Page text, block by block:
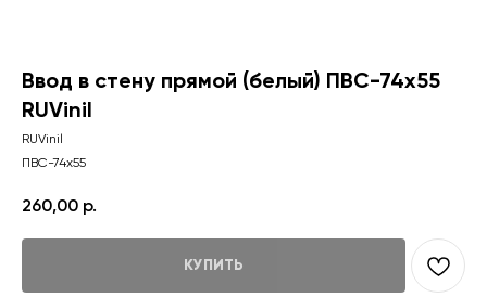
Ввод в стену прямой (белый) ПВС-74х55
RUVinil
RUVinil
ПВС-74х55
260,00 р.
КУПИТЬ